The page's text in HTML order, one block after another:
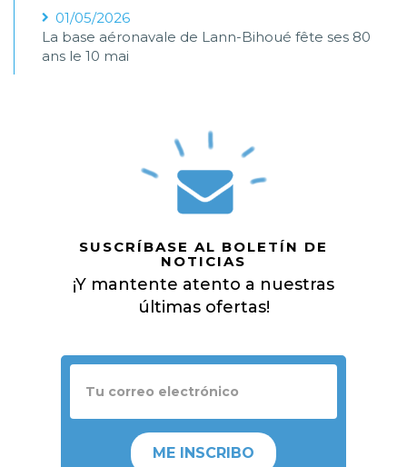
01/05/2026
La base aéronavale de Lann-Bihoué fête ses 80
ans le 10 mai
SUSCRÍBASE AL BOLETÍN DE
NOTICIAS
¡Y mantente atento a nuestras
últimas ofertas!
ME INSCRIBO